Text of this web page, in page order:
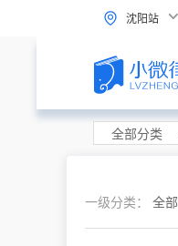
沈阳站
全部分类
一级分类： 全部